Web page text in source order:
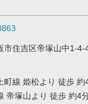
市住吉区帝塚山中1-
町線 姫松より 徒歩 約
帝塚山より 徒歩 約4